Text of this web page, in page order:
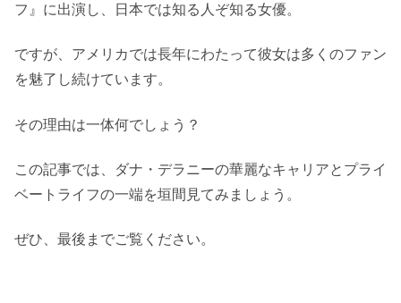
フ』に出演し、日本では知る人ぞ知る女優。
ですが、アメリカでは長年にわたって彼女は多くのファン
を魅了し続けています。
その理由は一体何でしょう？
この記事では、ダナ・デラニーの華麗なキャリアとプライ
ベートライフの一端を垣間見てみましょう。
ぜひ、最後までご覧ください。